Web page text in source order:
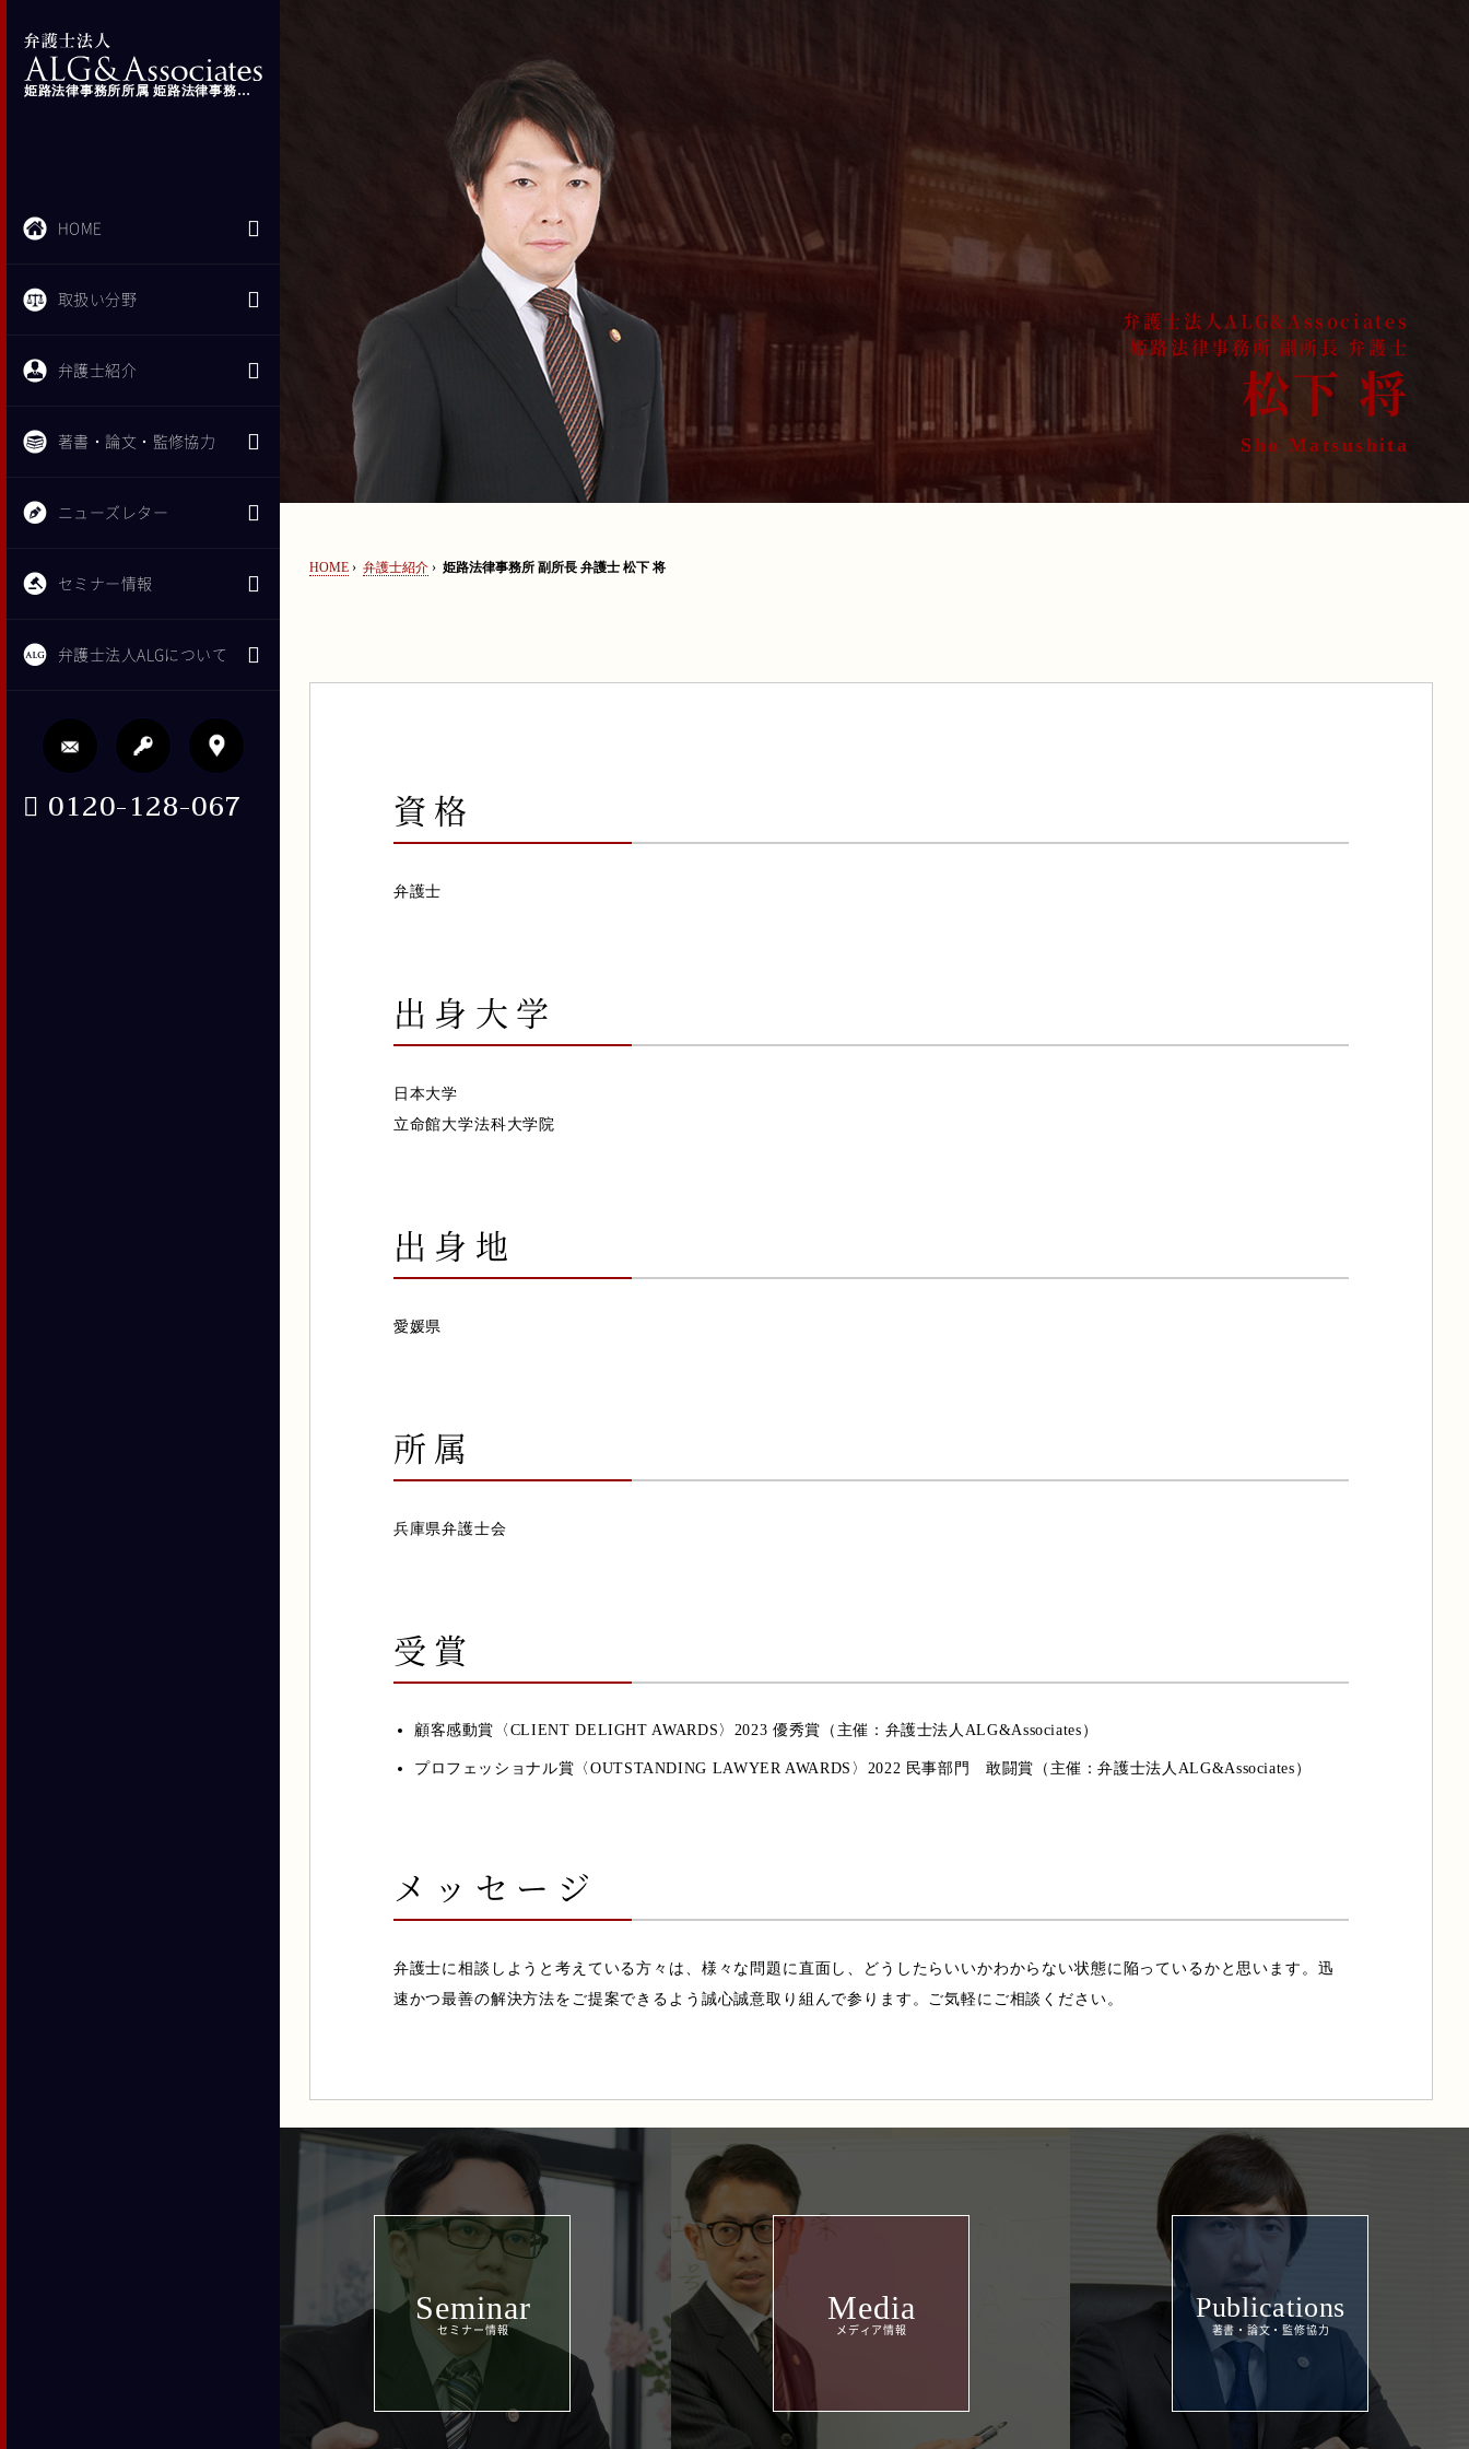
姫路法律事務所所属 姫路法律事務所 副所長 弁護士 松下 将
HOME
取扱い分野
弁護士紹介
著書・論文・監修協力
ニューズレター
セミナー情報
弁護士法人ALGについて
0120-128-067
松下 将
Sho Matsushita
HOME› 弁護士紹介› 姫路法律事務所 副所長 弁護士 松下 将
資格
弁護士
出身大学
日本大学
立命館大学法科大学院
出身地
愛媛県
所属
兵庫県弁護士会
受賞
顧客感動賞〈CLIENT DELIGHT AWARDS〉2023 優秀賞（主催：弁護士法人ALG&Associates）
プロフェッショナル賞〈OUTSTANDING LAWYER AWARDS〉2022 民事部門 敢闘賞（主催：弁護士法人ALG&Associates）
メッセージ
弁護士に相談しようと考えている方々は、様々な問題に直面し、どうしたらいいかわからない状態に陥っているかと思います。迅
速かつ最善の解決方法をご提案できるよう誠心誠意取り組んで参ります。ご気軽にご相談ください。
Seminar Media Publications
会員様専用ログイン